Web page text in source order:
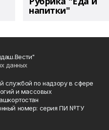
напитки"
данных
службой по надзору в сфере
и массовых
номер: серия ПИ №ТУ